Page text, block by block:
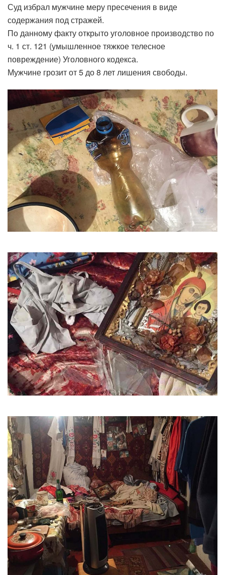
Суд избрал мужчине меру пресечения в виде
содержания под стражей.
По данному факту открыто уголовное производство по
ч. 1 ст. 121 (умышленное тяжкое телесное
повреждение) Уголовного кодекса.
Мужчине грозит от 5 до 8 лет лишения свободы.